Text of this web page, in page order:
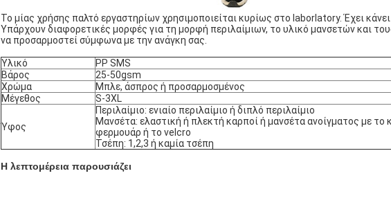
Το μίας χρήσης παλτό εργαστηρίων χρησιμοποιείται κυρίως στο laborlatory. Έχει
Υπάρχουν διαφορετικές μορφές για τη μορφή περιλαίμιων, το υλικό μανσετών και
να προσαρμοστεί σύμφωνα με την ανάγκη σας.
Υλικό
PP SMS
Βάρος
25-50gsm
Χρώμα
Μπλε, άσπρος ή προσαρμοσμένος
Μέγεθος
S-3XL
Ύφος
Περιλαίμιο: ενιαίο περιλαίμιο ή διπλό περιλαίμιο
Μανσέτα: ελαστική ή πλεκτή καρποί ή μανσέτα ανοίγματος με το
φερμουάρ ή το velcro
Τσέπη: 1,2,3 ή καμία τσέπη
Η λεπτομέρεια παρουσιάζει